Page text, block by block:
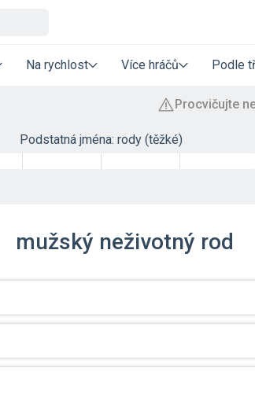
Na rychlost Více hráčů Podle
Podstatná jména: rody (těžké)
mužský neživotný rod